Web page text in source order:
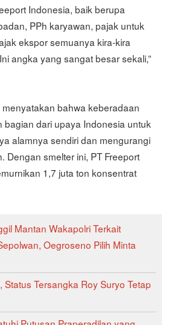
Indonesia, baik berupa
PPh karyawan, pajak untuk
ekspor semuanya kira-kira
angka yang sangat besar sekali,”
bahwa keberadaan
bagian dari upaya Indonesia untuk
alamnya sendiri dan mengurangi
Dengan smelter ini, PT Freeport
1,7 juta ton konsentrat
Mantan Wakapolri Terkait
Oegroseno Pilih Minta
Status Tersangka Roy Suryo Tetap